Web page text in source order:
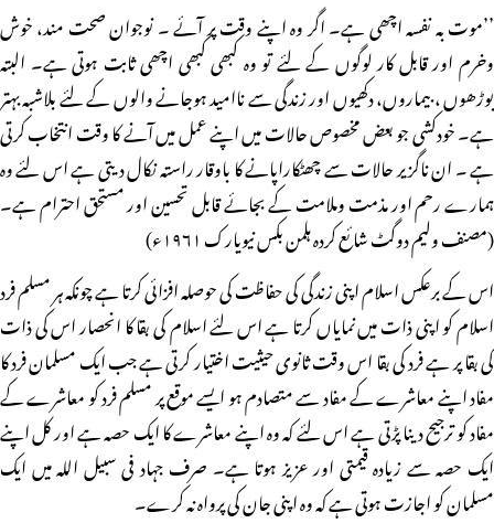
’’موت بہ نفسہ اچھی ہے۔ اگر وہ اپنے وقت پر آئے ۔ نوجوان صحت مند، خوش
وخرم اور قابل کار لوگوں کے لئے تو وہ کبھی کبھی اچھی ثابت ہوتی ہے۔ البتہ
بوڑھوں ، بیماروں، دکھیوں اور زندگی سے ناامید ہوجانے والوں کے لئے بلاشبہ بہتر
ہے۔ خودکشی جو بعض مخصوص حالات میں اپنے عمل میں آنے کا وقت انتخاب کرتی
ہے ۔ ان ناگزیر حالات سے چھٹکاراپانے کا باوقار راستہ نکال دیتی ہے اس لئے وہ
ہمارے رحم اور مذمت وملامت کے بجائے قابل تحسین اور مستحق احترام ہے۔
(مصنف ولیم دوگٹ شائع کردہ ہلمن بکس نیویارک ۱۹۶۱ء)
اس کے برعکس اسلام اپنی زندگی کی حفاظت کی حوصلہ افزائی کرتا ہے چونکہ ہر مسلم فرد
اسلام کو اپنی ذات میں نمایاں کرتا ہے اس لئے اسلام کی بقا کا انحصار اس کی ذات
کی بقا پر ہے فرد کی بقا اس وقت ثانوی حیثیت اختیار کرتی ہے جب ایک مسلمان فرد کا
مفاد اپنے معاشرے کے مفاد سے متصادم ہو ایسے موقع پر مسلم فرد کو معاشرے کے
مفاد کو ترجیح دینا پڑتی ہے اس لئے کہ وہ اپنے معاشرے کا ایک حصہ ہے اور کل اپنے
ایک حصہ سے زیادہ قیمتی اور عزیز ہوتا ہے۔ صرف جہاد فی سبیل اللہ میں ایک
مسلمان کو اجازت ہوتی ہے کہ وہ اپنی جان کی پرواہ نہ کرے۔